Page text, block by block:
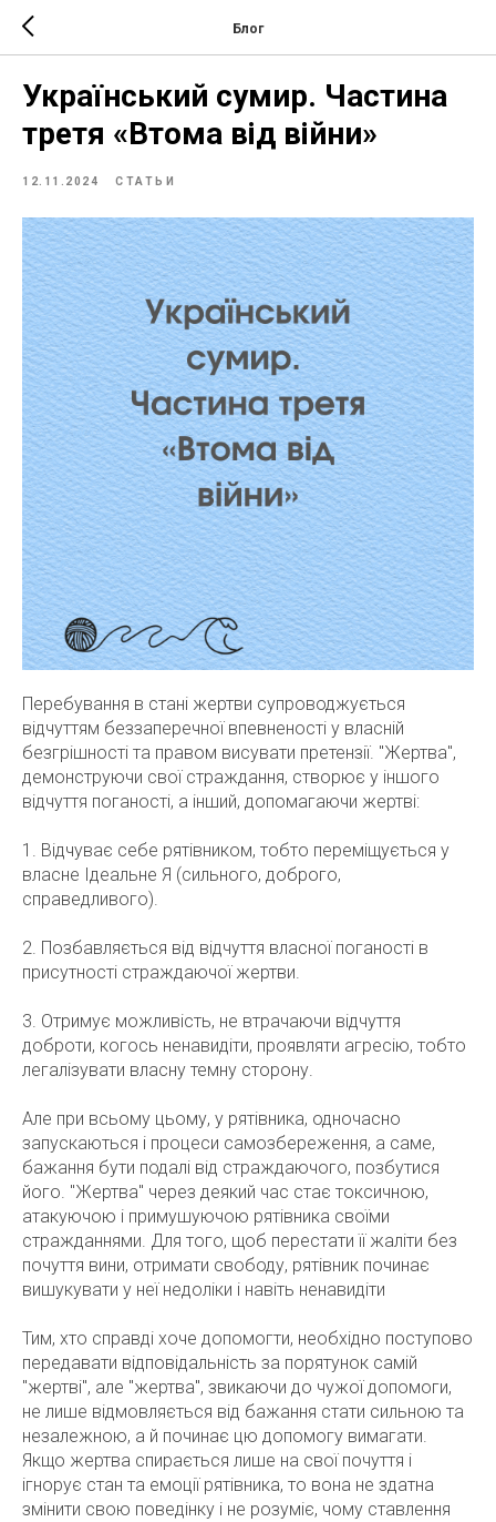
Блог
Український сумир. Частина
третя «Втома від війни»
12.11.2024 СТАТЬИ
Перебування в стані жертви супроводжується
відчуттям беззаперечної впевненості у власній
безгрішності та правом висувати претензії. "Жертва",
демонструючи свої страждання, створює у іншого
відчуття поганості, а інший, допомагаючи жертві:
1. Відчуває себе рятівником, тобто переміщується у
власне Ідеальне Я (сильного, доброго,
справедливого).
2. Позбавляється від відчуття власної поганості в
присутності страждаючої жертви.
3. Отримує можливість, не втрачаючи відчуття
доброти, когось ненавидіти, проявляти агресію, тобто
легалізувати власну темну сторону.
Але при всьому цьому, у рятівника, одночасно
запускаються і процеси самозбереження, а саме,
бажання бути подалі від страждаючого, позбутися
його. "Жертва" через деякий час стає токсичною,
атакуючою і примушуючою рятівника своїми
стражданнями. Для того, щоб перестати її жаліти без
почуття вини, отримати свободу, рятівник починає
вишукувати у неї недоліки і навіть ненавидіти
Тим, хто справді хоче допомогти, необхідно поступово
передавати відповідальність за порятунок самій
"жертві", але "жертва", звикаючи до чужої допомоги,
не лише відмовляється від бажання стати сильною та
незалежною, а й починає цю допомогу вимагати.
Якщо жертва спирається лише на свої почуття і
ігнорує стан та емоції рятівника, то вона не здатна
змінити свою поведінку і не розуміє, чому ставлення